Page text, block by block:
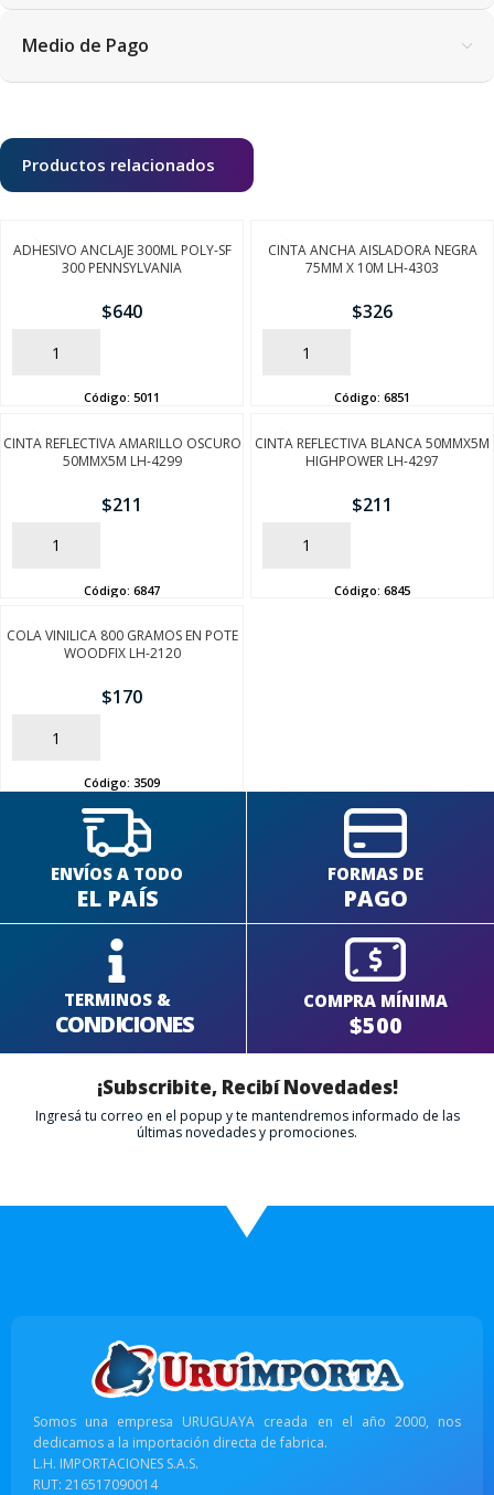
Medio de Pago
Productos relacionados
ADHESIVO ANCLAJE 300ML POLY-SF
300 PENNSYLVANIA
$640
AÑADIR
Código: 5011
CINTA ANCHA AISLADORA NEGRA
75MM X 10M LH-4303
$326
AÑADIR
Código: 6851
CINTA REFLECTIVA AMARILLO OSCURO
50MMX5M LH-4299
$211
AÑADIR
Código: 6847
CINTA REFLECTIVA BLANCA 50MMX5M
HIGHPOWER LH-4297
$211
AÑADIR
Código: 6845
COLA VINILICA 800 GRAMOS EN POTE
WOODFIX LH-2120
$170
AÑADIR
Código: 3509
ENVÍOS A TODO
EL PAÍS
FORMAS DE
PAGO
TERMINOS &
CONDICIONES
COMPRA MÍNIMA
$500
¡Subscribite, Recibí Novedades!
Ingresá tu correo en el popup y te mantendremos informado de las
últimas novedades y promociones.
Somos una empresa URUGUAYA creada en el año 2000, nos
dedicamos a la importación directa de fabrica.
L.H. IMPORTACIONES S.A.S.
RUT: 216517090014